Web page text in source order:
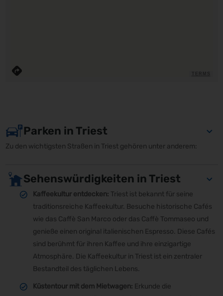
Parken in Triest
Zu den wichtigsten Straßen in Triest gehören unter anderem:
Sehenswürdigkeiten in Triest
Kaffeekultur entdecken: Triest ist bekannt für seine
traditionsreiche Kaffeekultur. Besuche historische Cafés
wie das Caffè San Marco oder das Caffè Tommaseo und
genieße einen original italienischen Espresso. Diese Cafés
sind berühmt für ihren Kaffee und ihre einzigartige
Atmosphäre. Die Kaffeekultur in Triest ist ein zentraler
Bestandteil des täglichen Lebens.
Küstentour mit dem Mietwagen: Erkunde die